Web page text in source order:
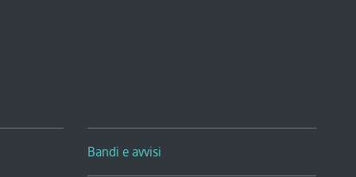
Bandi e avvisi